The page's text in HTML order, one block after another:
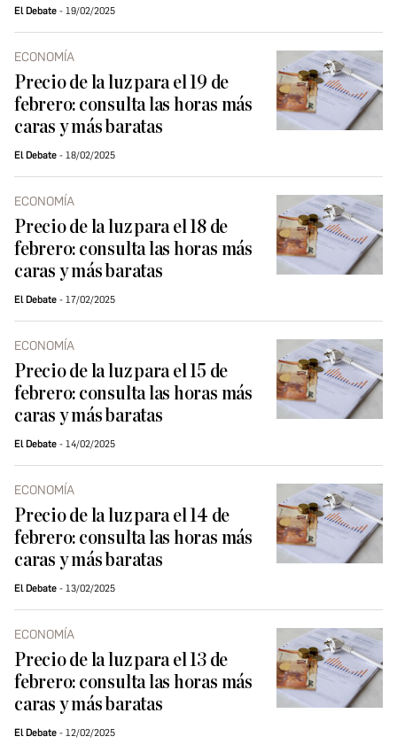
El Debate 19/02/2025
ECONOMÍA
Precio de la luz para el 19 de
febrero: consulta las horas más
caras y más baratas
El Debate 18/02/2025
ECONOMÍA
Precio de la luz para el 18 de
febrero: consulta las horas más
caras y más baratas
El Debate 17/02/2025
ECONOMÍA
Precio de la luz para el 15 de
febrero: consulta las horas más
caras y más baratas
El Debate 14/02/2025
ECONOMÍA
Precio de la luz para el 14 de
febrero: consulta las horas más
caras y más baratas
El Debate 13/02/2025
ECONOMÍA
Precio de la luz para el 13 de
febrero: consulta las horas más
caras y más baratas
El Debate 12/02/2025